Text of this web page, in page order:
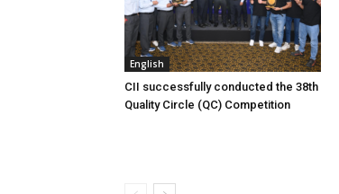
English
CII successfully conducted the 38th
Quality Circle (QC) Competition